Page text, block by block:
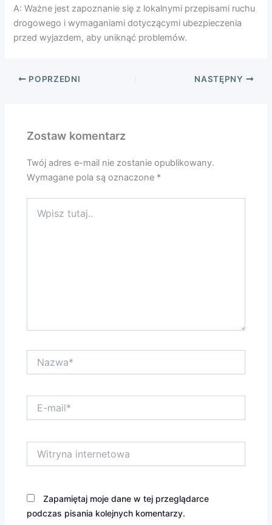
A: Ważne jest zapoznanie się z lokalnymi przepisami ruchu
drogowego i wymaganiami dotyczącymi ubezpieczenia
przed wyjazdem, aby uniknąć problemów.
POPRZEDNI NASTĘPNY
Zostaw komentarz
Twój adres e-mail nie zostanie opublikowany.
Wymagane pola są oznaczone *
tutaj..
mail*
internetowa
Zapamiętaj moje dane w tej przeglądarce
podczas pisania kolejnych komentarzy.